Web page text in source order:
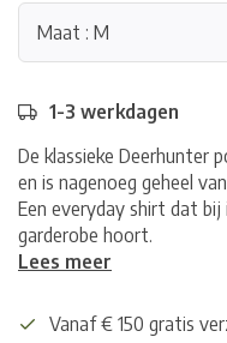
Maat : M
1-3 werkdagen
De klassieke Deerhunter
en is nagenoeg geheel
Een everyday shirt dat
garderobe hoort.
Lees meer
Vanaf € 150 gratis